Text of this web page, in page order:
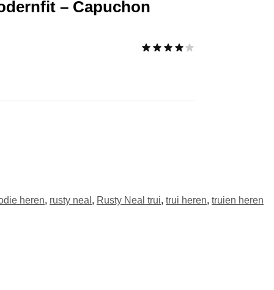
– Capuchon
heren, rusty neal , Rusty Neal trui, trui heren, truien heren